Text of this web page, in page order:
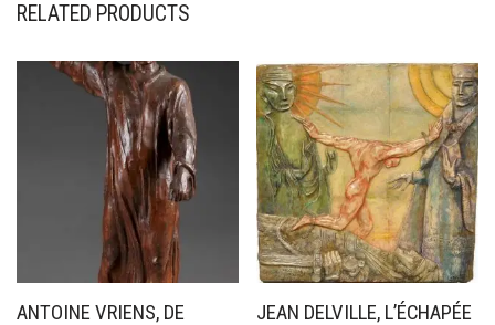
RELATED PRODUCTS
ANTOINE VRIENS, DE
JEAN DELVILLE, L’ÉCHAPÉE